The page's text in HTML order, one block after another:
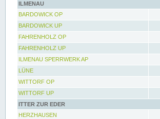
ILMENAU
BARDOWICK OP
BARDOWICK UP
FAHRENHOLZ OP
FAHRENHOLZ UP
ILMENAU SPERRWERK AP
LÜNE
WITTORF OP
WITTORF UP
ITTER ZUR EDER
HERZHAUSEN